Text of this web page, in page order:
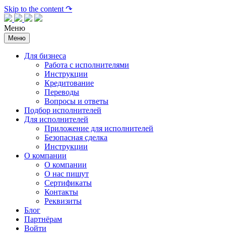
Skip to the content ↷
Меню
Меню
Для бизнеса
Работа с исполнителями
Инструкции
Кредитование
Переводы
Вопросы и ответы
Подбор исполнителей
Для исполнителей
Приложение для исполнителей
Безопасная сделка
Инструкции
О компании
О компании
О нас пишут
Сертификаты
Контакты
Реквизиты
Блог
Партнёрам
Войти